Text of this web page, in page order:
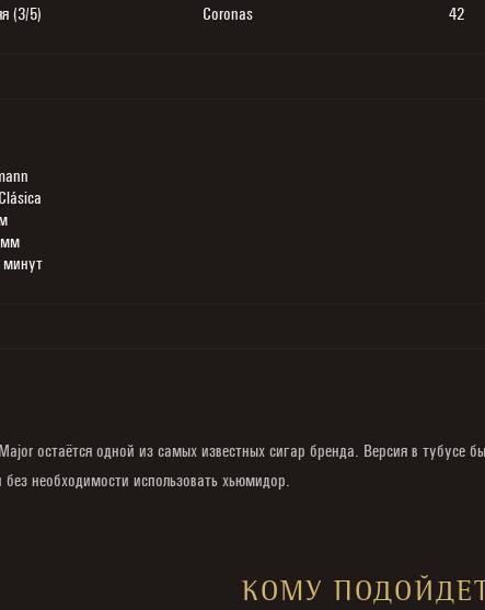
(3/5) Coronas 42
остаётся одной из самых известных сигар бренда. Версия в тубусе
необходимости использовать хьюмидор.
КОМУ